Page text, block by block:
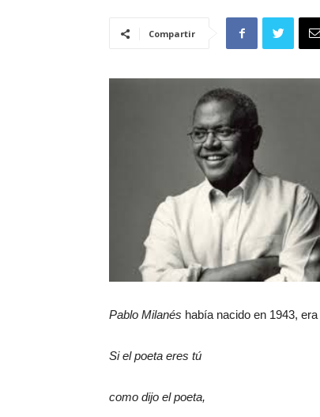
Compartir
Pablo Milanés había nacido en 1943,
Si el poeta eres tú
como dijo el poeta,